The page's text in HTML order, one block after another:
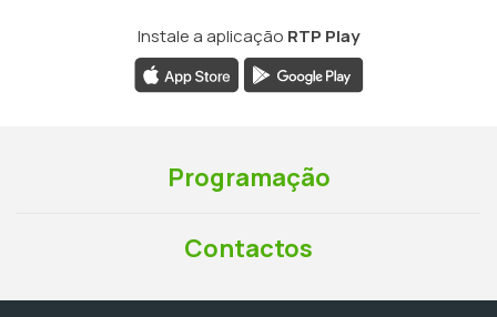
Instale a aplicação RTP Play
Programação
Contactos